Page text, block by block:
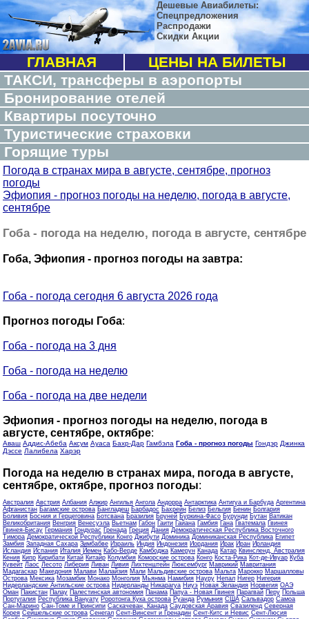
Дешевые Авиабилеты:
Спецпредложения
Распродажи
Скидки Акции
ГЛАВНАЯ
ЦЕНЫ НА БИЛЕТЫ
ТАКСИ, трансферы в аэропорты
Бронирование отелей
Квартиры посуточно
Туристические страховки
Горящие туры
Погода в странах мира в августе, сентябре, прогноз
погоды
Эфиопия - прогноз погоды на неделю, погода в августе,
сентябре
Гоба - погода на неделю, погода в августе, сентябре
Гоба, Эфиопия - прогноз погоды на завтра:
Гоба - погода сегодня 6 августа 2026 года
Прогноз погоды Гоба:
Гоба - погода на 3 дня
Гоба - погода на неделю
Гоба - погода на две недели
Эфиопия - прогноз погоды на неделю, погода в
августе, сентябре, октябре:
Аваш Аддис-Абеба Аксум Ауаса Бахр-Дар Гамбэла Гоба - прогноз погоды Гондэр Джинка
Дэссе Лалибела Харэр
Погода на неделю в странах мира, погода в августе,
сентябре, октябре, прогноз погоды:
Австралия Австрия Албания Алжир Ангилья Ангола Андорра Антарктика Антигуа и Барбуда Аргентина
Афганистан Багамские острова Бангладеш Барбадос Бахрейн Белиз Бельгия Бенин Болгария
Боливия Босния и Герцеговина Ботсвана Бразилия Бруней Буркина-Фасо Бурунди Бутан Ватикан
Великобритания Венгрия Венесуэла Вьетнам Габон Гаити Гайана Гамбия Гана Гватемала Гвинея
Гвинея-Бисау Германия Гондурас Гренада Греция Дания Демократическая Республика Восточного
Тимора Демократической Республики Конго Джибути Доминика Доминиканская Республика Египет
Замбия Западная Сахара Зимбабве Израиль Индия Индонезия Иордания Ирак Иран Ирландия
Исландия Испания Италия Йемен Кабо-Верде Камбоджа Камерун Канада Катар Квинсленд, Австралия
Кения Кипр Кирибати Китай Китайр Колумбия Коморские острова Конго Коста-Рика Кот-де-Ивуар Куба
Кувейт Лаос Лесото Либерия Ливан Ливия Лихтенштейн Люксембург Маврикий Мавритания
Мадагаскар Македония Малави Малайзия Мали Мальдивские острова Мальта Марокко Маршалловы
Острова Мексика Мозамбик Монако Монголия Мьянма Намибия Науру Непал Нигер Нигерия
Нидерландские Антильские острова Нидерланды Никарагуа Ниуэ Новая Зеландия Норвегия ОАЭ
Оман Пакистан Палау Палестинская автономия Панама Папуа - Новая Гвинея Парагвай Перу Польша
Португалия Республика Вануату Роротонга Кука острова Руанда Румыния США Сальвадор Самоа
Сан-Марино Сан-Томе и Принсипи Саскачеван, Канада Саудовская Аравия Свазиленд Северная
Корея Сейшельские острова Сенегал Сент-Винсент и Гренадин Сент-Китс и Невис Сент-Люсия